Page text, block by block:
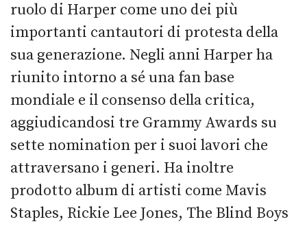
ruolo di Harper come uno dei più
importanti cantautori di protesta della
sua generazione. Negli anni Harper ha
riunito intorno a sé una fan base
mondiale e il consenso della critica,
aggiudicandosi tre Grammy Awards su
sette nomination per i suoi lavori che
attraversano i generi. Ha inoltre
prodotto album di artisti come Mavis
Staples, Rickie Lee Jones, The Blind Boys